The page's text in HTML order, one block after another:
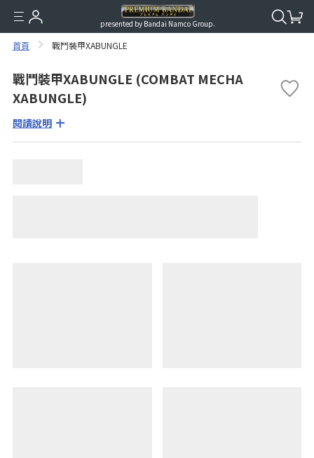
presented by Bandai Namco Group.
首頁 戰鬥裝甲XABUNGLE
戰鬥裝甲XABUNGLE (COMBAT MECHA
XABUNGLE)
閱讀說明